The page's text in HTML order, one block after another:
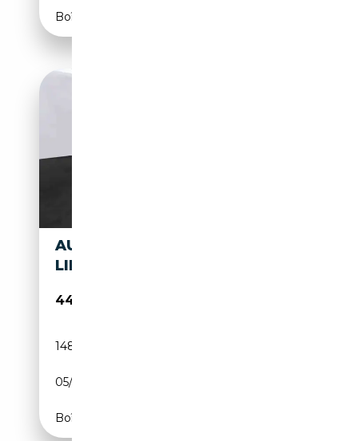
Boîte automatique
AUDI Q8 50 TDI QUATTRO S-
LINE BLACK*RS-SITZE*PANO*
44 950€
148 136 km
05/2019
Boîte automatique